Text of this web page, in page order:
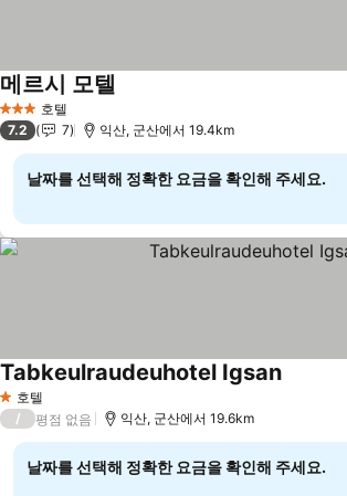
3 성급 호텔
메르시 모텔
7.2 7 익산, 군산에서 19.4km
날짜를 선택해 정확한 요금을 확인해 주세요.
1 성급
호텔
Tabkeulraudeuhotel Igsan요금 보기
/ 평점 없음 익산, 군산에서 19.6km
날짜를 선택해 정확한 요금을 확인해 주세요.